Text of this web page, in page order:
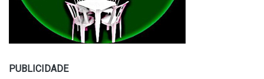
PUBLICIDADE